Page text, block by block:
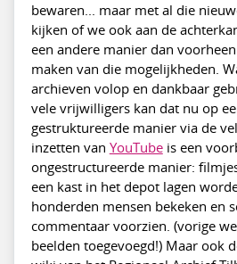
bewaren... maar met al die
kijken of we ook aan de
een andere manier dan
maken van die mogelijkheden.
archieven volop en dankbaar
vele vrijwilligers kan dat nu op
gestruktureerde manier via de
inzetten van YouTubeis een
ongestructureerde manier:
een kast in het depot lagen
honderden mensen bekeken en
commentaar voorzien. (vorige
beelden toegevoegd!) Maar ook